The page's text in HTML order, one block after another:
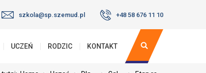
szkola@sp.szemud.pl +48 58 676 11 10
UCZEŃ RODZIC KONTAKT